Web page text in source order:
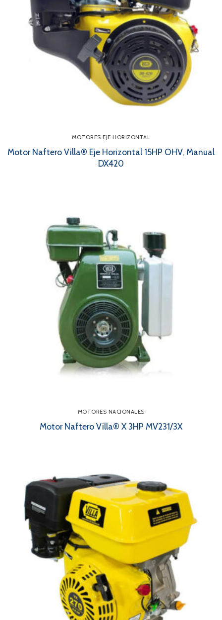
MOTORES EJE HORIZONTAL
Motor Naftero Villa® Eje Horizontal 15HP OHV, Manual
DX420
MOTORES NACIONALES
Motor Naftero Villa® X 3HP MV231/3X